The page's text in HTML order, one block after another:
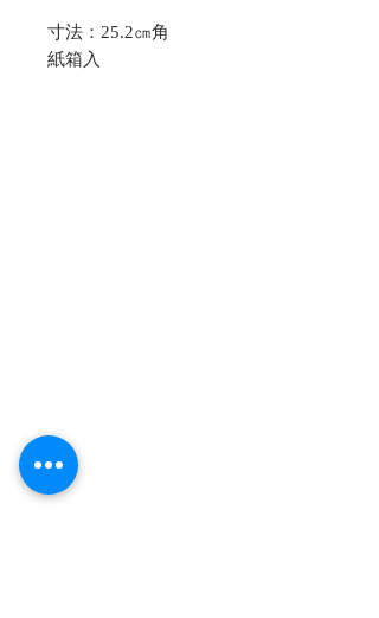
寸法：25.2㎝角
紙箱入